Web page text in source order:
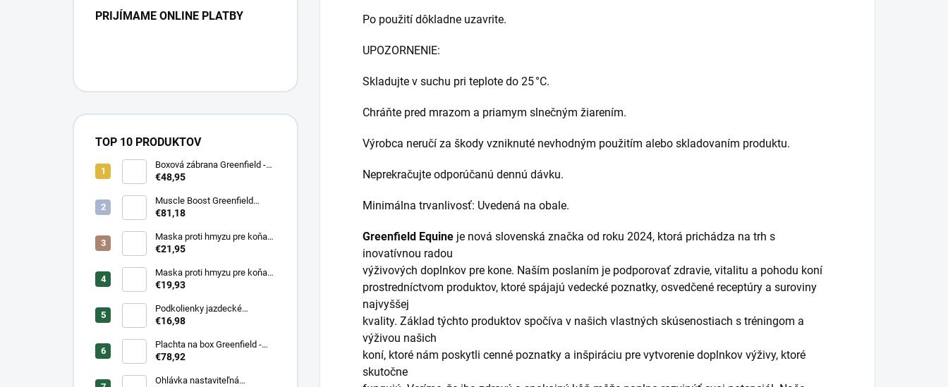
PRIJÍMAME ONLINE PLATBY
TOP 10 PRODUKTOV
Boxová zábrana Greenfield -
modrá/modrá -
€48,95
Muscle Boost Greenfield
Equine 1,5 kg – DUO PACK
€81,18
Maska proti hmyzu pre koňa
strečová Waldhausen s
€21,95
Maska proti hmyzu pre koňa
strečová Waldhausen
€19,93
Podkolienky jazdecké
Makebe Pro Rider
€16,98
Plachta na box Greenfield -
modrá/modrá -
€78,92
Ohlávka nastaviteľná
Po použití dôkladne uzavrite.
UPOZORNENIE:
Skladujte v suchu pri teplote do 25 °C.
Chráňte pred mrazom a priamym slnečným žiarením.
Výrobca neručí za škody vzniknuté nevhodným použitím alebo skladovaním produktu.
Neprekračujte odporúčanú dennú dávku.
Minimálna trvanlivosť: Uvedená na obale.
Greenfield Equine je nová slovenská značka od roku 2024, ktorá prichádza na trh s
inovatívnou radou
výživových doplnkov pre kone. Naším poslaním je podporovať zdravie, vitalitu a pohodu koní
prostredníctvom produktov, ktoré spájajú vedecké poznatky, osvedčené receptúry a suroviny
najvyššej
kvality. Základ týchto produktov spočíva v našich vlastných skúsenostiach s tréningom a
výživou našich
koní, ktoré nám poskytli cenné poznatky a inšpiráciu pre vytvorenie doplnkov výživy, ktoré
skutočne